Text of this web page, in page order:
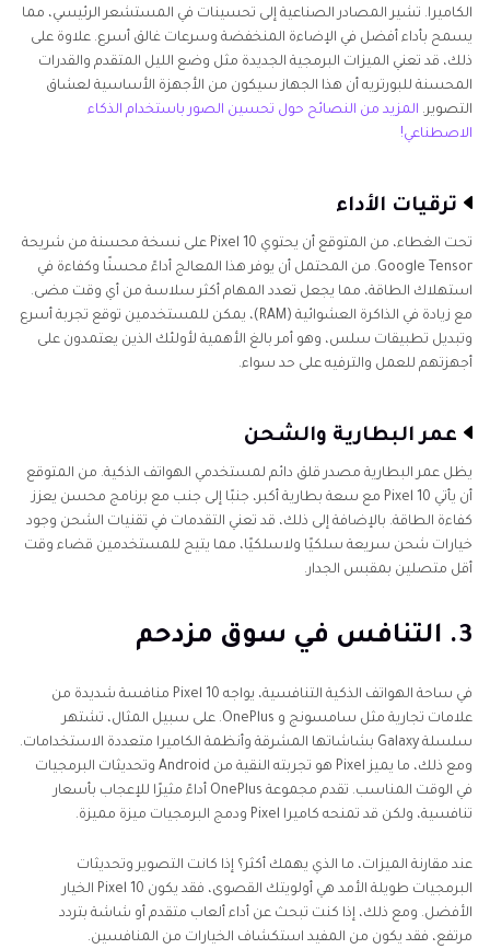
الكاميرا. تشير المصادر الصناعية إلى تحسينات في المستشعر الرئيسي، مما
يسمح بأداء أفضل في الإضاءة المنخفضة وسرعات غالق أسرع. علاوة على
ذلك، قد تعني الميزات البرمجية الجديدة مثل وضع الليل المتقدم والقدرات
المحسنة للبورتريه أن هذا الجهاز سيكون من الأجهزة الأساسية لعشاق
التصوير. المزيد من النصائح حول تحسين الصور باستخدام الذكاء
الاصطناعي!
ترقيات الأداء
تحت الغطاء، من المتوقع أن يحتوي Pixel 10 على نسخة محسنة من شريحة
Google Tensor. من المحتمل أن يوفر هذا المعالج أداءً محسنًا وكفاءة في
استهلاك الطاقة، مما يجعل تعدد المهام أكثر سلاسة من أي وقت مضى.
مع زيادة في الذاكرة العشوائية (RAM)، يمكن للمستخدمين توقع تجربة أسرع
وتبديل تطبيقات سلس، وهو أمر بالغ الأهمية لأولئك الذين يعتمدون على
أجهزتهم للعمل والترفيه على حد سواء.
عمر البطارية والشحن
يظل عمر البطارية مصدر قلق دائم لمستخدمي الهواتف الذكية. من المتوقع
أن يأتي Pixel 10 مع سعة بطارية أكبر، جنبًا إلى جنب مع برنامج محسن يعزز
كفاءة الطاقة. بالإضافة إلى ذلك، قد تعني التقدمات في تقنيات الشحن وجود
خيارات شحن سريعة سلكيًا ولاسلكيًا، مما يتيح للمستخدمين قضاء وقت
أقل متصلين بمقبس الجدار.
3. التنافس في سوق مزدحم
في ساحة الهواتف الذكية التنافسية، يواجه Pixel 10 منافسة شديدة من
علامات تجارية مثل سامسونج و OnePlus. على سبيل المثال، تشتهر
سلسلة Galaxy بشاشاتها المشرقة وأنظمة الكاميرا متعددة الاستخدامات.
ومع ذلك، ما يميز Pixel هو تجربته النقية من Android وتحديثات البرمجيات
في الوقت المناسب. تقدم مجموعة OnePlus أداءً مثيرًا للإعجاب بأسعار
تنافسية، ولكن قد تمنحه كاميرا Pixel ودمج البرمجيات ميزة مميزة.
عند مقارنة الميزات، ما الذي يهمك أكثر؟ إذا كانت التصوير وتحديثات
البرمجيات طويلة الأمد هي أولويتك القصوى، فقد يكون Pixel 10 الخيار
الأفضل. ومع ذلك، إذا كنت تبحث عن أداء ألعاب متقدم أو شاشة بتردد
مرتفع، فقد يكون من المفيد استكشاف الخيارات من المنافسين.